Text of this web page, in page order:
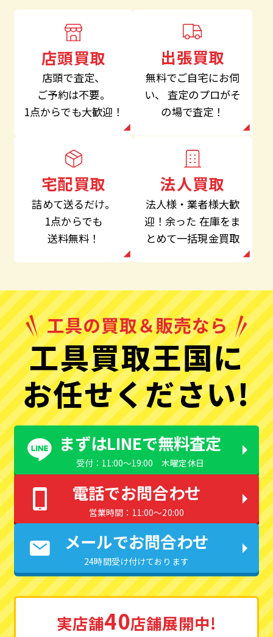
店頭買取
店頭で査定、
ご予約は不要。
1点からでも大歓迎！
出張買取
無料でご自宅にお伺
い、
査定のプロがそ
の場で査定！
宅配買取
詰めて送るだけ。
1点からでも
送料無料！
法人買取
法人様・業者様大歓
迎！余った 在庫をま
とめて一括現金買取
工具買取王国に
お任せください!
まずはLINEで無料査定
受付：11:00〜19:00 木曜定休日
電話でお問合わせ
営業時間：11:00〜20:00
メールでお問合わせ
24時間受け付けております
実店舗40店舗展開中!